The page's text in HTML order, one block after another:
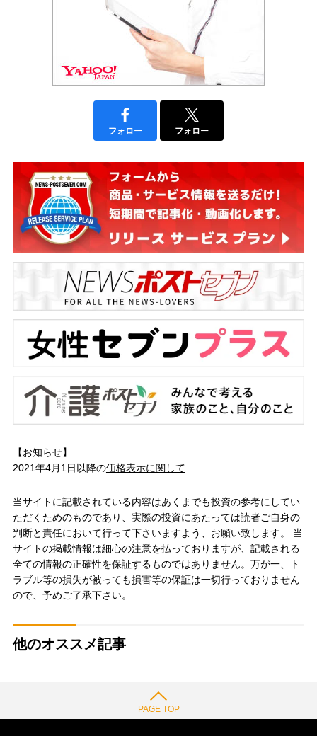
フォロー フォロー
【お知らせ】
2021年4月1日以降の価格表示に関して
当サイトに記載されている内容はあくまでも投資の参考にしてい
ただくためのものであり、実際の投資にあたっては読者ご自身の
判断と責任において行って下さいますよう、お願い致します。 当
サイトの掲載情報は細心の注意を払っておりますが、記載される
全ての情報の正確性を保証するものではありません。万が一、ト
ラブル等の損失が被っても損害等の保証は一切行っておりません
ので、予めご了承下さい。
他のオススメ記事
PAGE TOP